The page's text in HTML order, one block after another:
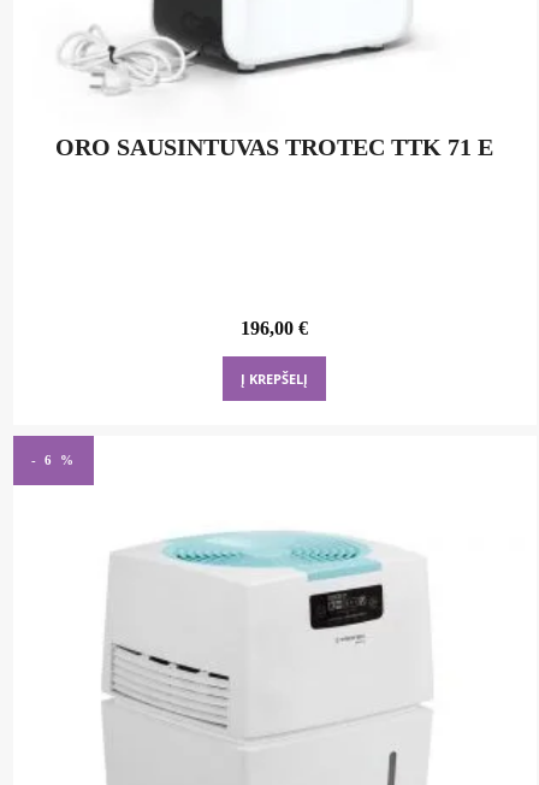
ORO SAUSINTUVAS TROTEC TTK 71 E
196,00€
Į KREPŠELĮ
- 6 %